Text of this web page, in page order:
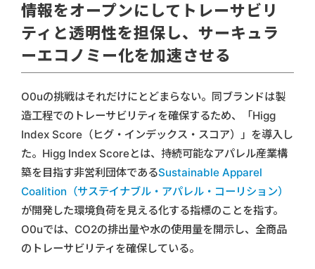
情報をオープンにしてトレーサビリ
ティと透明性を担保し、サーキュラ
ーエコノミー化を加速させる
O0uの挑戦はそれだけにとどまらない。同ブランドは製
造工程でのトレーサビリティを確保するため、「Higg
Index Score（ヒグ・インデックス・スコア）」を導入し
た。Higg Index Scoreとは、持続可能なアパレル産業構
築を目指す非営利団体であるSustainable Apparel
Coalition（サステイナブル・アパレル・コーリション）
が開発した環境負荷を見える化する指標のことを指す。
O0uでは、CO2の排出量や水の使用量を開示し、全商品
のトレーサビリティを確保している。